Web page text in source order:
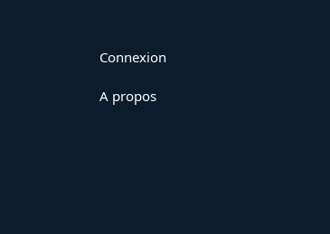
Connexion
A propos